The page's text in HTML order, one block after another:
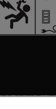
ОПАСНОСТЬ